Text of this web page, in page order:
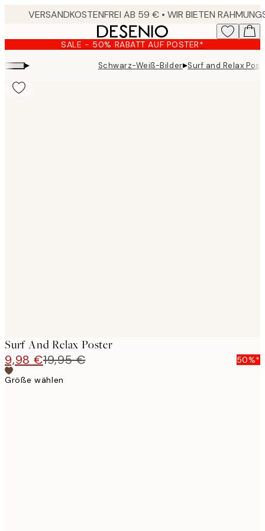
content.
SALE - 50% RABATT AUF POSTER*
▸ Schwarz-Weiß-Bilder▸Surf and Relax
Surf And Relax Poster
9,98 €19,95 €
50%*
Größe wählen